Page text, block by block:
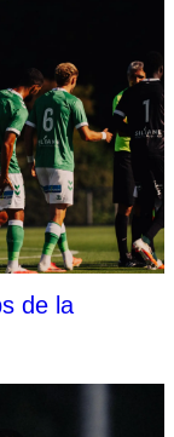
de la